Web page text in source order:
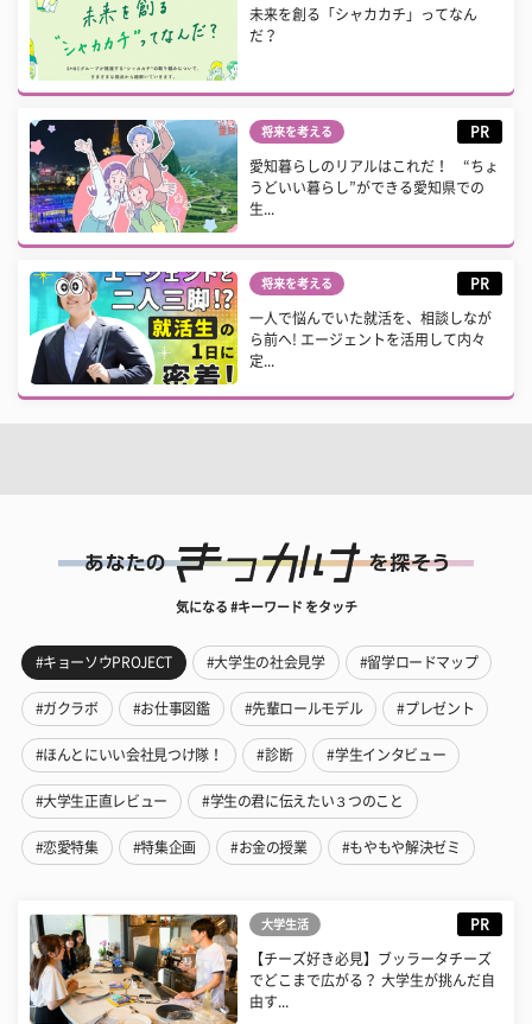
未来を創る「シャカカチ」ってなん
だ？
将来を考える PR
愛知暮らしのリアルはこれだ！ “ちょ
うどいい暮らし”ができる愛知県での
生...
将来を考える PR
一人で悩んでいた就活を、相談しなが
ら前へ! エージェントを活用して内々
定...
気になる #キーワード をタッチ
#キョーソウPROJECT #大学生の社会見学 #留学ロードマップ
#ガクラボ #お仕事図鑑 #先輩ロールモデル #プレゼント
#ほんとにいい会社見つけ隊！ #診断 #学生インタビュー
#大学生正直レビュー #学生の君に伝えたい３つのこと
#恋愛特集 #特集企画 #お金の授業 #もやもや解決ゼミ
大学生活 PR
【チーズ好き必見】ブッラータチーズ
でどこまで広がる？ 大学生が挑んだ自
由す...